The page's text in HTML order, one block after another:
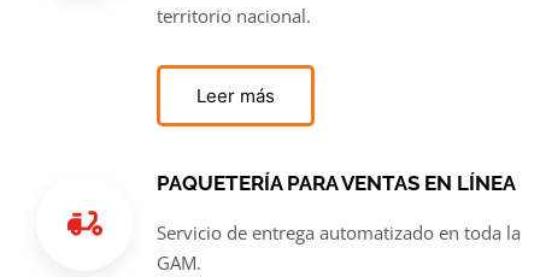
territorio nacional.
Leer más
PAQUETERÍA PARA VENTAS EN LÍNEA
Servicio de entrega automatizado en toda la
GAM.